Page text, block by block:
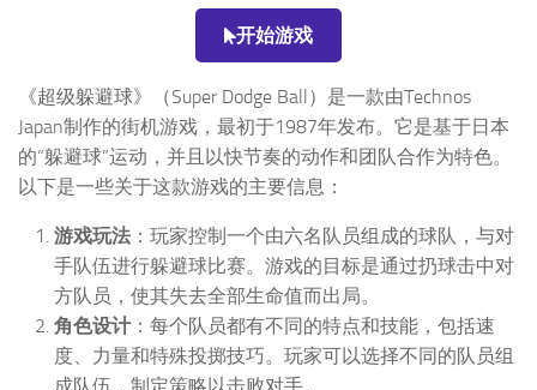
开始游戏
《超级躲避球》（Super Dodge Ball）是一款由Technos
Japan制作的街机游戏，最初于1987年发布。它是基于日本
的“躲避球”运动，并且以快节奏的动作和团队合作为特色。
以下是一些关于这款游戏的主要信息：
游戏玩法 ：玩家控制一个由六名队员组成的球队，与对
手队伍进行躲避球比赛。游戏的目标是通过扔球击中对
方队员，使其失去全部生命值而出局。
角色设计 ：每个队员都有不同的特点和技能，包括速
度、力量和特殊投掷技巧。玩家可以选择不同的队员组